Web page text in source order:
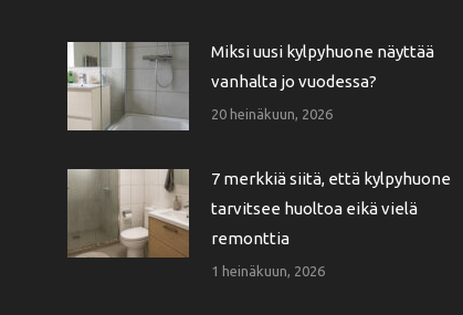
Miksi uusi kylpyhuone näyttää
vanhalta jo vuodessa?
20 heinäkuun, 2026
7 merkkiä siitä, että kylpyhuone
tarvitsee huoltoa eikä vielä
remonttia
1 heinäkuun, 2026